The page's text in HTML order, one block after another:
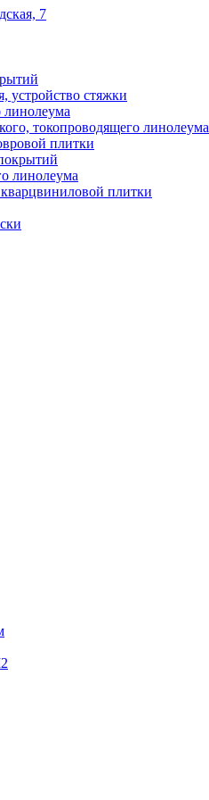
7
устройство стяжки
линолеума
токопроводящего линолеума
плитки
линолеума
плитки